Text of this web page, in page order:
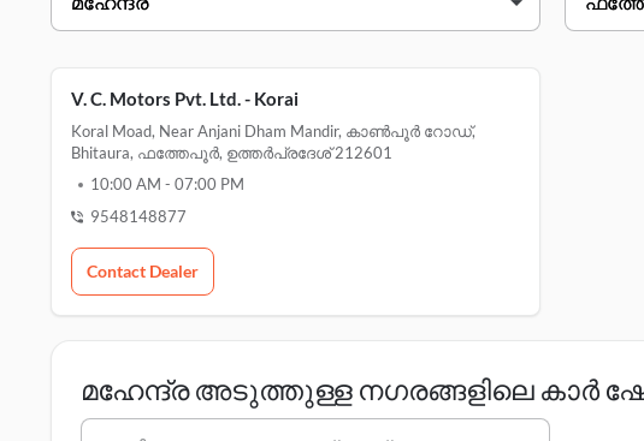
ഡീലറുടെ പേര്
V. C. Motors Pvt. Ltd. - Korai
Koral Moad, Near Anjani Dham Mandir, കാൺപൂർ റോഡ്,
Bhitaura, ഫത്തേപൂർ, ഉത്തർപ്രദേശ് 212601
10:00 AM - 07:00 PM
9548148877
Contact Dealer
മഹേന്ദ്ര അടുത്തുള്ള നഗരങ്ങളിലെ കാർ